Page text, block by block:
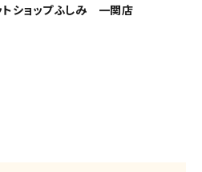
ショップふしみ 一関店